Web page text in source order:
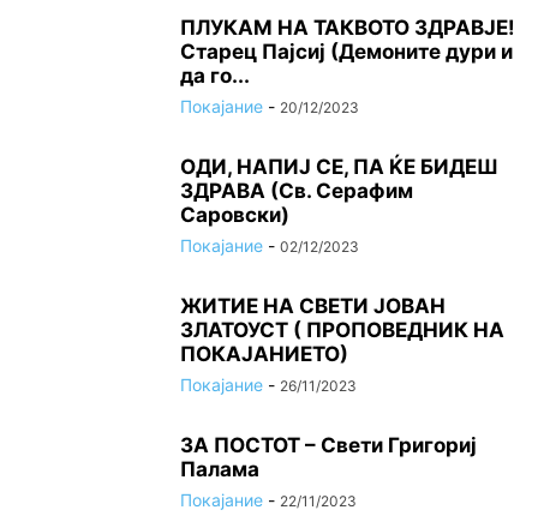
ПЛУКАМ НА ТАКВОТО ЗДРАВЈЕ!
Старец Пајсиј (Демоните дури и
да го...
Покајание - 20/12/2023
ОДИ, НАПИЈ СЕ, ПА ЌЕ БИДЕШ
ЗДРАВА (Св. Серафим
Саровски)
Покајание - 02/12/2023
ЖИТИЕ НА СВЕТИ ЈОВАН
ЗЛАТОУСТ ( ПРОПОВЕДНИК НА
ПОКАЈАНИЕТО)
Покајание - 26/11/2023
ЗА ПОСТОТ – Свети Григориј
Палама
Покајание - 22/11/2023